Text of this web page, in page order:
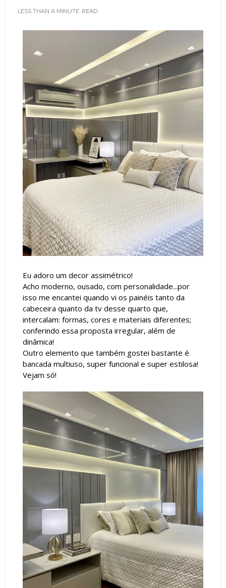
LESS THAN A MINUTE READ
Eu adoro um decor assimétrico!
Acho moderno, ousado, com personalidade...por
isso me encantei quando vi os painéis tanto da
cabeceira quanto da tv desse quarto que,
intercalam: formas, cores e materiais diferentes;
conferindo essa proposta irregular, além de
dinâmica!
Outro elemento que também gostei bastante é
bancada multiuso, super funcional e super estilosa!
Vejam só!